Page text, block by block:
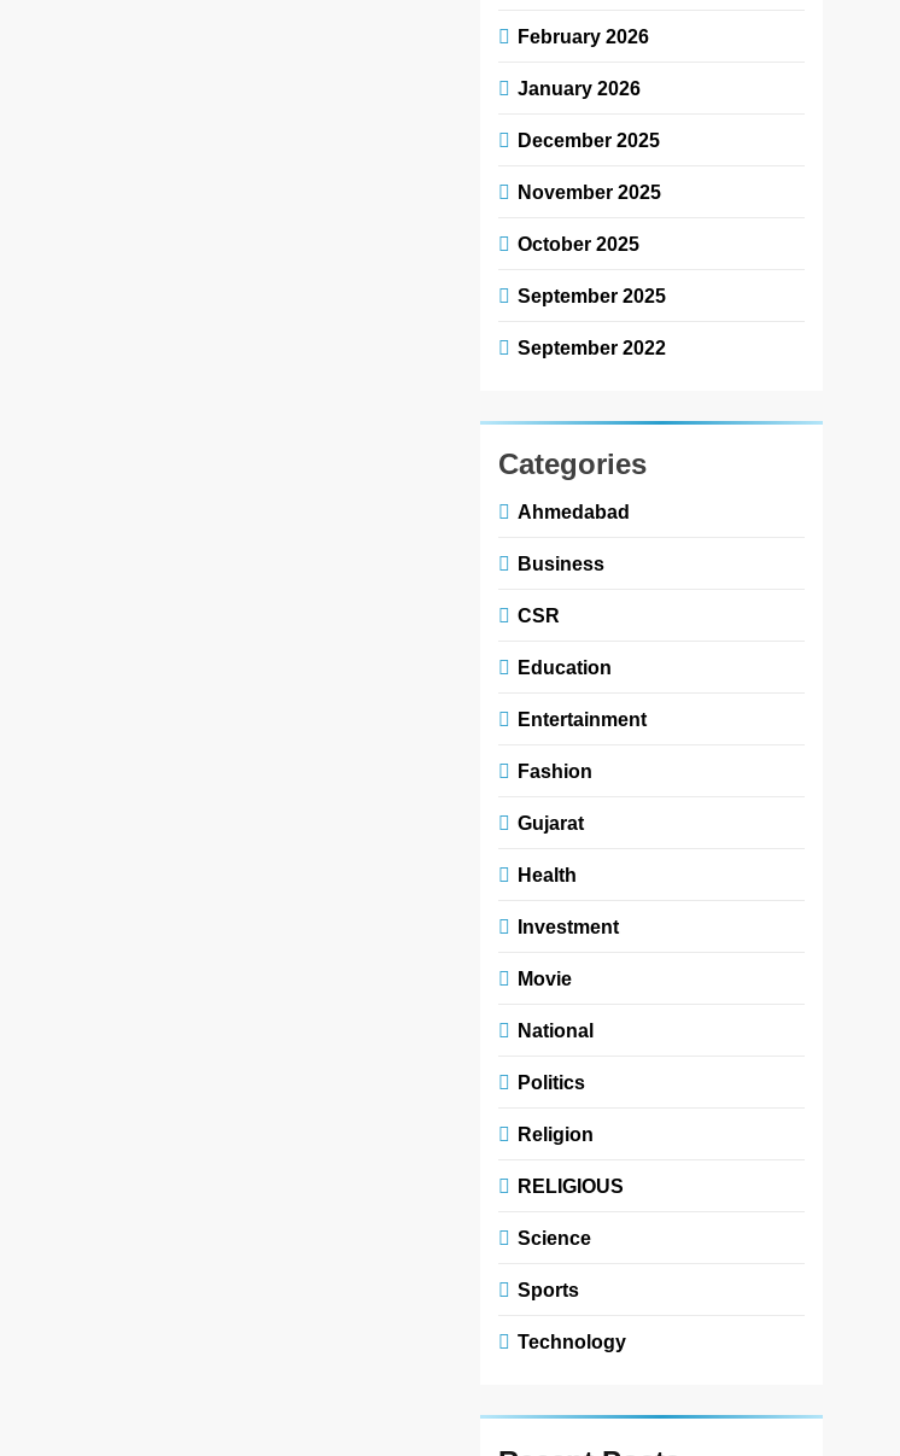
February 2026
January 2026
December 2025
November 2025
October 2025
September 2025
September 2022
Categories
Ahmedabad
Business
CSR
Education
Entertainment
Fashion
Gujarat
Health
Investment
Movie
National
Politics
Religion
RELIGIOUS
Science
Sports
Technology